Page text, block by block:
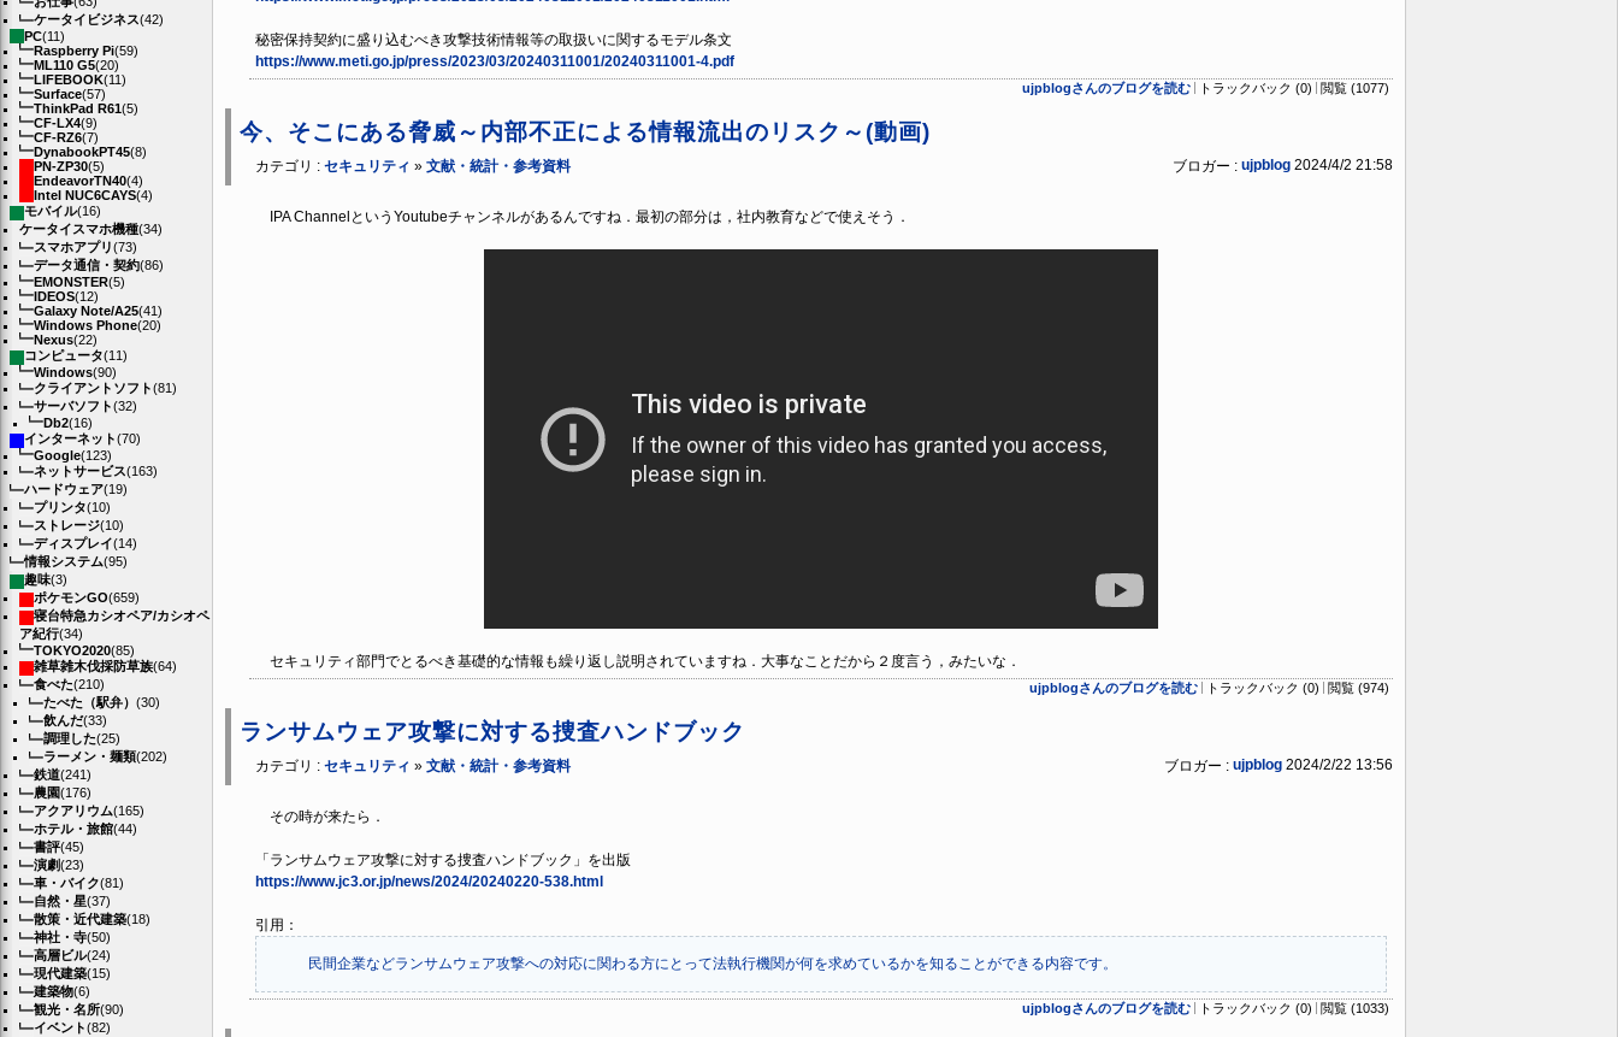
ケータイビジネス(42)
PC(11)
Raspberry Pi(59)
ML110 G5(20)
LIFEBOOK(11)
Surface(57)
ThinkPad R61(5)
CF-LX4(9)
CF-RZ6(7)
DynabookPT45(8)
PN-ZP30(5)
EndeavorTN40(4)
Intel NUC6CAYS(4)
モバイル(16)
ケータイスマホ機種(34)
スマホアプリ(73)
データ通信・契約(86)
EMONSTER(5)
IDEOS(12)
Galaxy Note/A25(41)
Windows Phone(20)
Nexus(22)
コンピュータ(11)
Windows(90)
クライアントソフト(81)
サーバソフト(32)
Db2(16)
インターネット(70)
Google(123)
ネットサービス(163)
ハードウェア(19)
プリンタ(10)
ストレージ(10)
ディスプレイ(14)
情報システム(95)
趣味(3)
ポケモンGO(659)
寝台特急カシオペア/カシオペ
ア紀行(34)
TOKYO2020(85)
雑草雑木伐採防草族(64)
食べた(210)
たべた（駅弁） (30)
飲んだ(33)
調理した(25)
ラーメン・麺類(202)
鉄道(241)
農園(176)
アクアリウム(165)
ホテル・旅館(44)
書評(45)
演劇(23)
車・バイク(81)
自然・星(37)
散策・近代建築(18)
神社・寺(50)
高層ビル(24)
現代建築(15)
建築物(6)
観光・名所(90)
イベント(82)
秘密保持契約に盛り込むべき攻撃技術情報等の取扱いに関するモデル条文
https://www.meti.go.jp/press/2023/03/20240311001/20240311001-4.pdf
ujpblogさんのブログを読む トラックバック (0) 閲覧 (1077)
今、そこにある脅威～内部不正による情報流出のリスク～(動画)
カテゴリ : セキュリティ » 文献・統計・参考資料 ブロガー : ujpblog 2024/4/2 21:58
IPA ChannelというYoutubeチャンネルがあるんですね．最初の部分は，社内教育などで使えそう．
セキュリティ部門でとるべき基礎的な情報も繰り返し説明されていますね．大事なことだから２度言う，みたいな．
ujpblogさんのブログを読む トラックバック (0) 閲覧 (974)
ランサムウェア攻撃に対する捜査ハンドブック
カテゴリ : セキュリティ » 文献・統計・参考資料 ブロガー : ujpblog 2024/2/22 13:56
その時が来たら．
「ランサムウェア攻撃に対する捜査ハンドブック」を出版
https://www.jc3.or.jp/news/2024/20240220-538.html
引用：
民間企業などランサムウェア攻撃への対応に関わる方にとって法執行機関が何を求めているかを知ることができる内容です。
ujpblogさんのブログを読む トラックバック (0) 閲覧 (1033)